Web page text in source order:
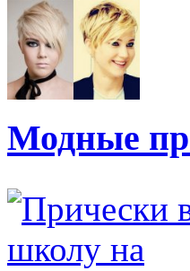
Модные